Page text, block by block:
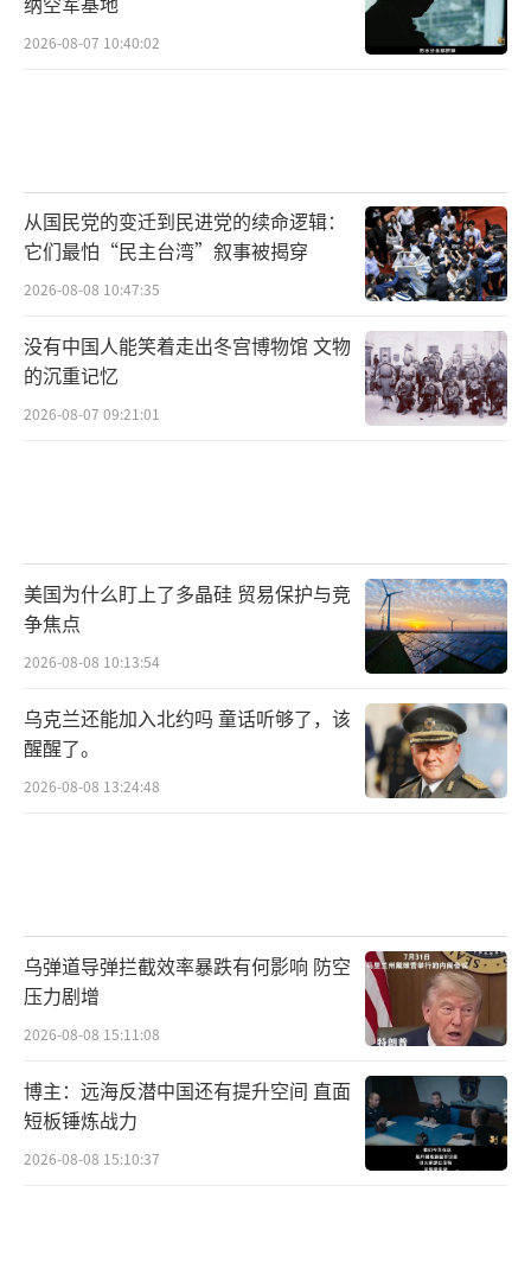
2026-08-07 10:40:02
从国民党的变迁到民进党的续命逻辑：
它们最怕“民主台湾”叙事被揭穿
2026-08-08 10:47:35
没有中国人能笑着走出冬宫博物馆 文物
的沉重记忆
2026-08-07 09:21:01
美国为什么盯上了多晶硅 贸易保护与竞
争焦点
2026-08-08 10:13:54
乌克兰还能加入北约吗 童话听够了，该
醒醒了。
2026-08-08 13:24:48
乌弹道导弹拦截效率暴跌有何影响 防空
压力剧增
2026-08-08 15:11:08
博主：远海反潜中国还有提升空间 直面
短板锤炼战力
2026-08-08 15:10:37